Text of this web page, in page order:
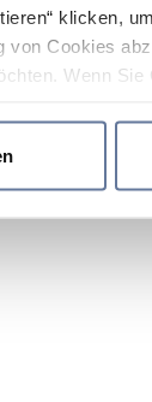
klicken,
von Cookies
Wenn